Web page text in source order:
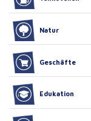
Natur
Geschäfte
Edukation